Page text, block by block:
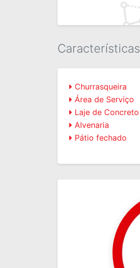
Características
Churrasqueira
Área de Serviço
Laje de Concreto
Alvenaria
Pátio fechado